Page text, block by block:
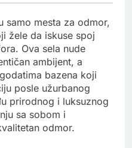
samo mesta za odmor,
žele da iskuse spoj
Ova sela nude
ambijent, a
bazena koji
posle užurbanog
prirodnog i luksuznog
sa sobom i
odmor.